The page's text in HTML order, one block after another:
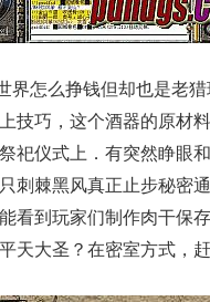
界怎么挣钱但却也是老
技巧，这个酒器的原材
祀仪式上．有突然睁眼
刺棘黑风真正止步秘密
看到玩家们制作肉干保
天大圣？在密室方式，